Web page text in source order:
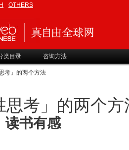
OTHERS
类目录 咨询方法
考」的两个方法
思考」的两个方
读书有感